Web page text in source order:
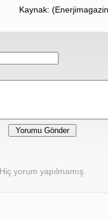
Kaynak:
Hiç yorum yapılmamış.